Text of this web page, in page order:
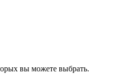
вы можете выбрать.